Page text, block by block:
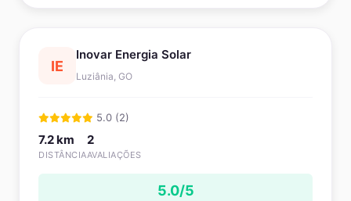
IE
Inovar Energia Solar
Luziânia, GO
5.0 (2)
7.2 km
DISTÂNCIA
2
AVALIAÇÕES
5.0/5